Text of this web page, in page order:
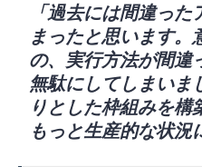
「過去には間違っ
まったと思います。
の、実行方法が間違
無駄にしてしまいま
りとした枠組みを構
もっと生産的な状況